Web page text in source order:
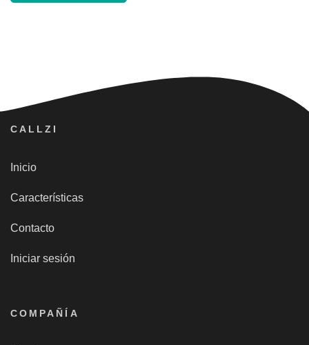
CALLZI
Inicio
Características
Contacto
Iniciar sesión
COMPAÑÍA